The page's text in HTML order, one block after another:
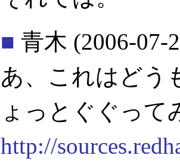
■ 青木 (2006-07-
あ、これはどう
ょっとぐぐって
http://